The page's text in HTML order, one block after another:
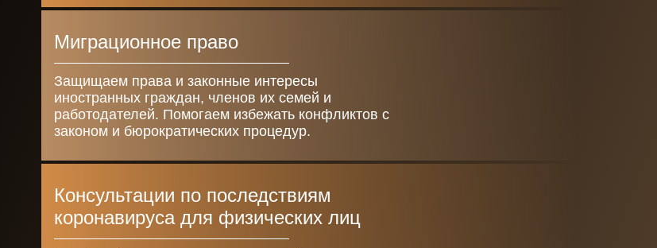
Миграционное право
Защищаем права и законные интересы
иностранных граждан, членов их семей и
работодателей. Помогаем избежать конфликтов с
законом и бюрократических процедур.
Консультации по последствиям
коронавируса для физических лиц